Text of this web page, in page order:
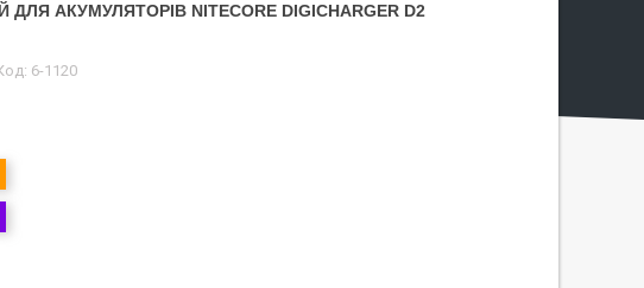
АКУМУЛЯТОРІВ NITECORE DIGICHARGER D2
6-1120